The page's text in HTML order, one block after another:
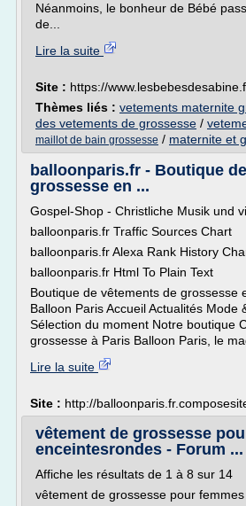
Néanmoins, le bonheur de Bébé
de...
Lire la suite
Site : https://
Thèmes liés : vetements maternite
des vetements de grossesse /
maillot de bain grossesse / maternite et
balloonparis.fr - Boutique
grossesse en ...
Gospel-Shop - Christliche Musik und
balloonparis.fr Traffic Sources Chart
balloonparis.fr Alexa Rank History
balloonparis.fr Html To Plain Text
Boutique de vêtements de grossesse
Balloon Paris Accueil Actualités Mode
Sélection du moment Notre boutique
grossesse à Paris Balloon Paris, le
Lire la suite
Site : http://
vêtement de grossesse
enceintesrondes - Forum ...
Affiche les résultats de 1 à 8 sur 14
vêtement de grossesse pour